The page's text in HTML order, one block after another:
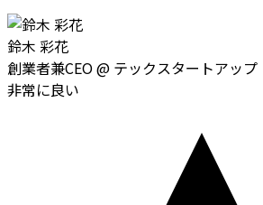
鈴木 彩花
創業者兼CEO@ テックスタートアップ
非常に良い